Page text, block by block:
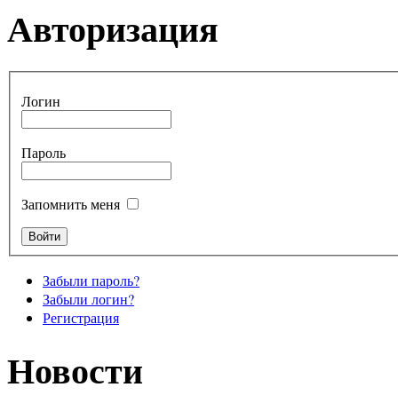
Авторизация
Логин
Пароль
Запомнить меня
Забыли пароль?
Забыли логин?
Регистрация
Новости